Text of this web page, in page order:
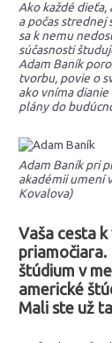
Ako každé dieťa,
a počas strednej
sa k nemu
súčasnosti
Adam Baník
tvorbu, povie o
ako vníma
plány do
Adam Baník pri
akadémii umení
Kovalova)
Vaša cesta
priamočiara.
štúdium v
americké
Mali ste už